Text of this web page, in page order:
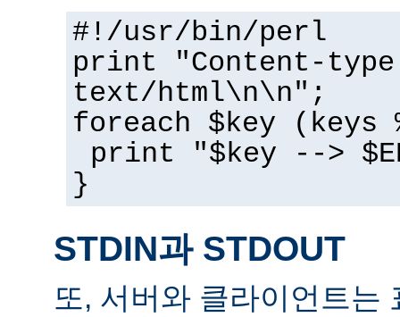
#!/usr/bin/perl
print "Content-
text/html\n\n";
foreach $key (keys
print "$key -->
}
STDIN과 STDOUT
또, 서버와 클라이언트는